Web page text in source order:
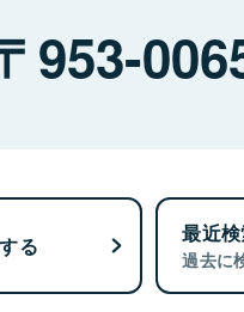
953-
る 最近
過去に